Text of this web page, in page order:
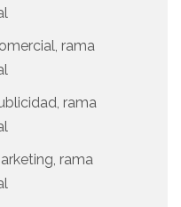
rama
rama
rama